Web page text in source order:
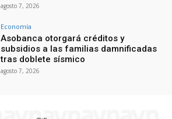
agosto 7, 2026
Economía
Asobanca otorgará créditos y
subsidios a las familias damnificadas
tras doblete sísmico
agosto 7, 2026